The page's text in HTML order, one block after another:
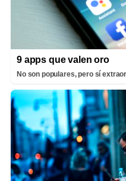
9 apps que valen oro
No son populares, pero sí